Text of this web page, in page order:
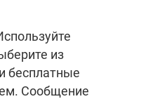
из
бесплатные
Сообщение